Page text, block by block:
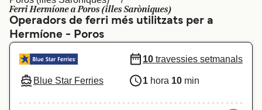
Schweiz (DE) Norge
Україна
المغرب Maroc (FR)
Ferri Hermíone a Poros (illes Saròniques)
Operadors de ferri més utilitzats per a
Hermíone - Poros
Blue Star Ferries
10 travessies setmanals
1 hora 10 min